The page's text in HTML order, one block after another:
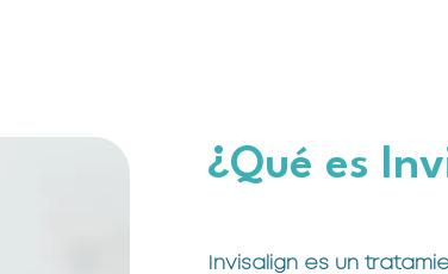
¿Qué es
Invisalign es un